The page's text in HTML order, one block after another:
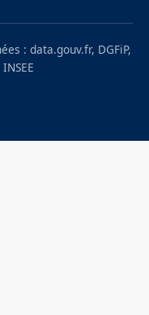
: data.gouv.fr, DGFiP,